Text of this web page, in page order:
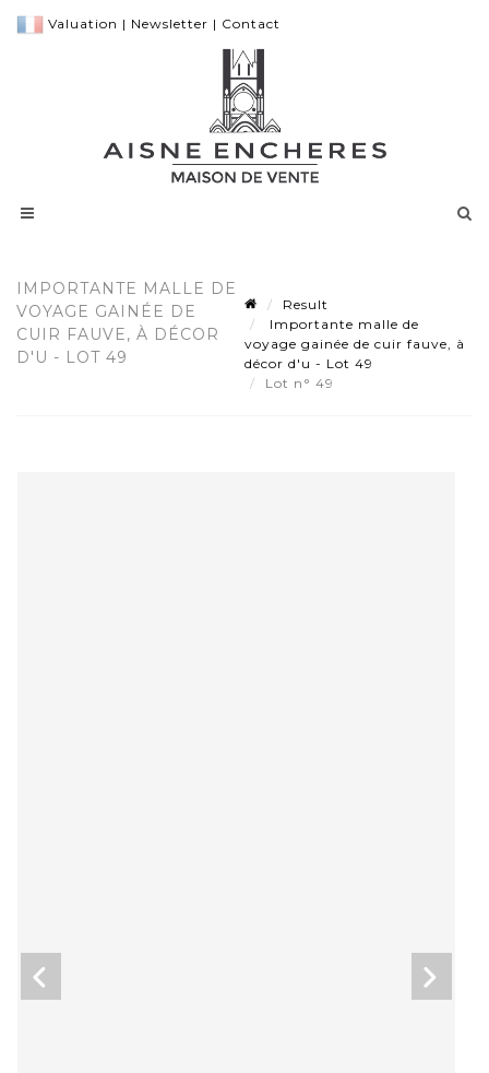
Valuation | Newsletter | Contact
IMPORTANTE MALLE DE
VOYAGE GAINÉE DE
CUIR FAUVE, À DÉCOR
D'U - LOT 49
Result
Importante malle de
voyage gainée de cuir fauve, à
décor d'u - Lot 49
Lot n° 49